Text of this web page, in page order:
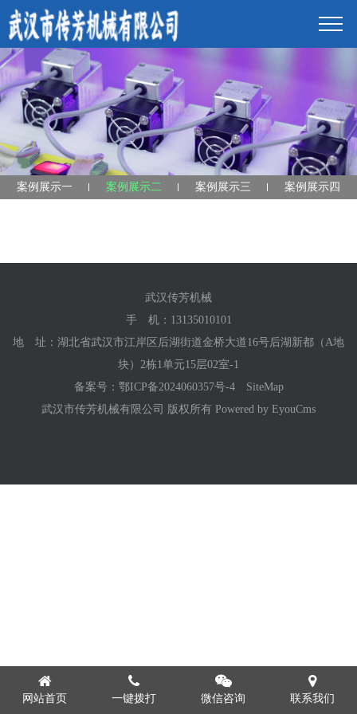
案例展示一 案例展示二 案例展示三 案例展示四
武汉传芳机械
手 机： 13135010101
地 址：湖北省武汉市江岸区后湖街道金桥大道16号后湖新都（A地
块）2栋1单元15层02室-1
备案号： 鄂ICP备2024060357号-4
SiteMap
武汉市传芳机械有限公司 版权所有 Powered by EyouCms
网站首页 一键拨打 微信咨询 联系我们